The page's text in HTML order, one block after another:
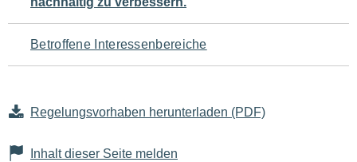
den
Seiteninhalt
Betroffene Interessenbereiche
Regelungsvorhaben herunterladen (PDF)
Inhalt dieser Seite melden